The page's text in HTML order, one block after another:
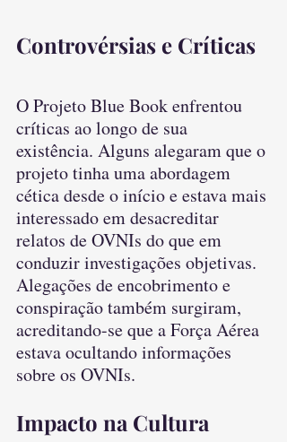
Controvérsias e Críticas
O Projeto Blue Book enfrentou
críticas ao longo de sua
existência. Alguns alegaram que o
projeto tinha uma abordagem
cética desde o início e estava mais
interessado em desacreditar
relatos de OVNIs do que em
conduzir investigações objetivas.
Alegações de encobrimento e
conspiração também surgiram,
acreditando-se que a Força Aérea
estava ocultando informações
sobre os OVNIs.
Impacto na Cultura